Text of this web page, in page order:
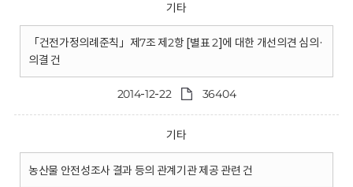
기타
「건전가정의례준칙」제7조 제2항 [별표 2]에 대한 개선의견 심의·
의결 건
2014-12-22 36404
기타
농산물 안전성조사 결과 등의 관계기관 제공 관련 건